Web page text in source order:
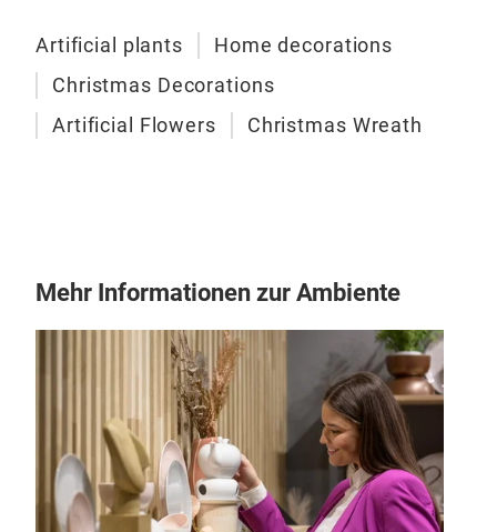
Artificial plants
Home decorations
Christmas Decorations
Artificial Flowers
Christmas Wreath
Mehr Informationen zur Ambiente